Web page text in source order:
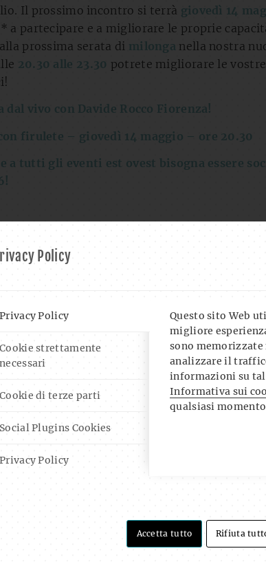
Policy
Privacy Policy
Cookie strettamente
necessari
Cookie di terze parti
Social Plugins Cookies
Privacy Policy
Questo sito Web
migliore
sono
analizzare il
informazioni su
Informativa sui
qualsiasi
Accetta tutto Rifiuta
Il prossimo incontro si terrà giovedì 14
partecipare e a migliorare le proprie
prossima serata di milonga nella nostra
20.30 alle 23.30 potrete migliorare le
dal vivo con Davide Rocco Fiorenza!
firulete – giovedì 14 maggio – ore 20.30
a tutti gli eventi est ovest bisogna essere